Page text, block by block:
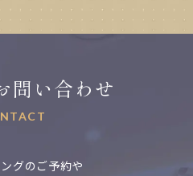
問い合わせ
グのご予約や